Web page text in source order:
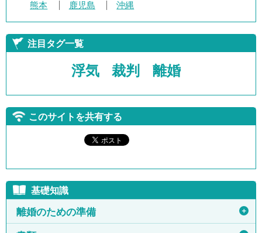
熊本 鹿児島 沖縄
注目タグ一覧
浮気 裁判 離婚
このサイトを共有する
基礎知識
離婚のための準備 ＋